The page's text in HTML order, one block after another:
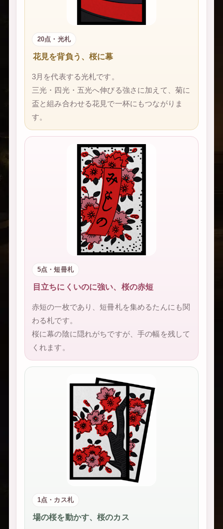
20点・光札
花見を背負う、桜に幕
3月を代表する光札です。
三光・四光・五光へ伸びる強さに加えて、菊に
盃と組み合わせる花見で一杯にもつながりま
す。
5点・短冊札
目立ちにくいのに強い、桜の赤短
赤短の一枚であり、短冊札を集めるたんにも関
わる札です。
桜に幕の陰に隠れがちですが、手の幅を残して
くれます。
1点・カス札
場の桜を動かす、桜のカス